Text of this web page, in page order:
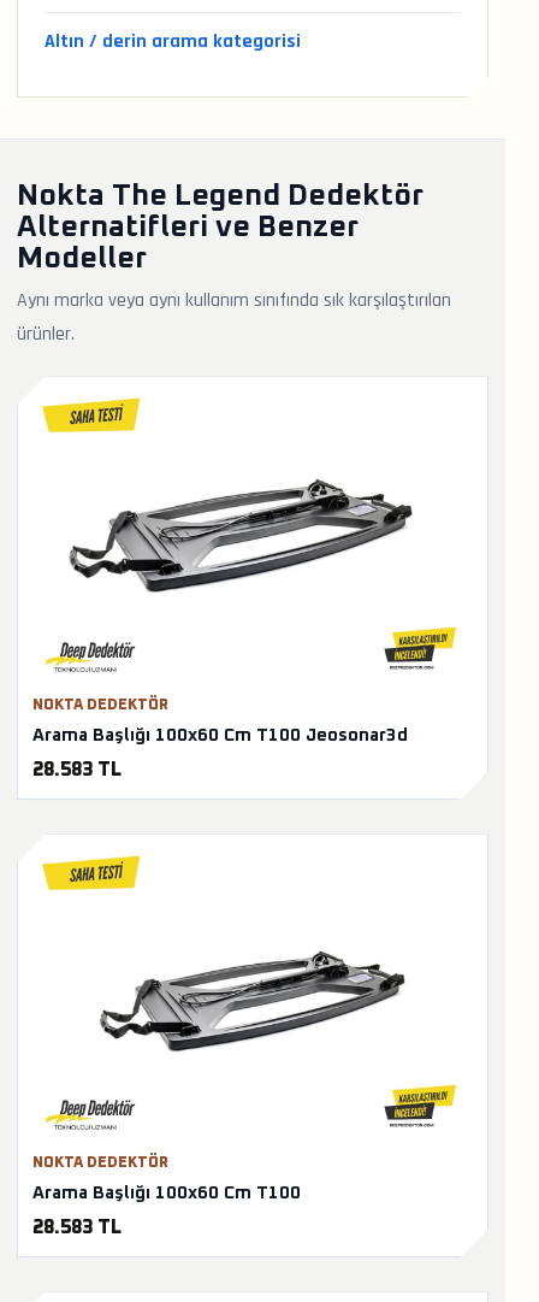
Altın / derin arama kategorisi
Nokta The Legend Dedektör
Alternatifleri ve Benzer
Modeller
Aynı marka veya aynı kullanım sınıfında sık karşılaştırılan
ürünler.
NOKTA DEDEKTÖR
Arama Başlığı 100x60 Cm T100 Jeosonar3d
28.583 TL
NOKTA DEDEKTÖR
Arama Başlığı 100x60 Cm T100
28.583 TL